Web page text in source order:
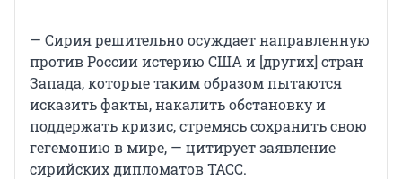
— Сирия решительно осуждает направленную
против России истерию США и [других] стран
Запада, которые таким образом пытаются
исказить факты, накалить обстановку и
поддержать кризис, стремясь сохранить свою
гегемонию в мире, — цитирует заявление
сирийских дипломатов ТАСС.